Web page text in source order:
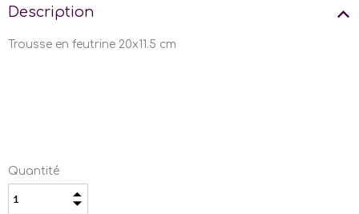
Description
Trousse en feutrine 20x11.5 cm
Quantité